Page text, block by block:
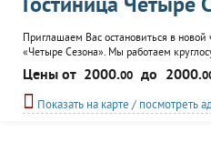
Гостиница Четыре
Приглашаем Вас остановиться в новой
«Четыре Cезона». Мы работаем
время суток, наши двери всегда
двухэтажном коттедже в
удобному расположению отсюда можно
города, что особенно важно в условиях
Цены от 2000.00 до 2000.
Показать на карте / посмотреть